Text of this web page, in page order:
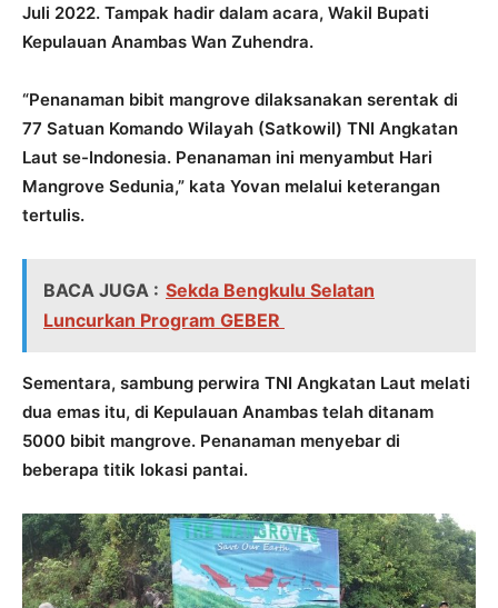
Juli 2022. Tampak hadir dalam acara, Wakil Bupati
Kepulauan Anambas Wan Zuhendra.
“Penanaman bibit mangrove dilaksanakan serentak di
77 Satuan Komando Wilayah (Satkowil) TNI Angkatan
Laut se-Indonesia. Penanaman ini menyambut Hari
Mangrove Sedunia,” kata Yovan melalui keterangan
tertulis.
BACA JUGA : Sekda Bengkulu Selatan
Luncurkan Program GEBER
Sementara, sambung perwira TNI Angkatan Laut melati
dua emas itu, di Kepulauan Anambas telah ditanam
5000 bibit mangrove. Penanaman menyebar di
beberapa titik lokasi pantai.